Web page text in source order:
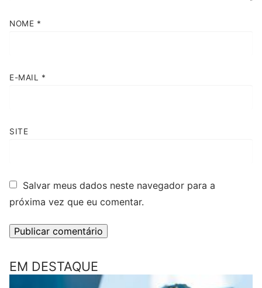
NOME *
E-MAIL *
SITE
Salvar meus dados neste navegador para a
próxima vez que eu comentar.
EM DESTAQUE